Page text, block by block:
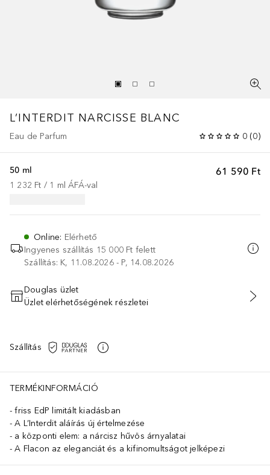
L’INTERDIT NARCISSE BLANC
Eau de Parfum 0 (0)
61 590 Ft
50 ml
1 232 Ft / 1 ml ÁFÁ-val
Online: Elérhető
Ingyenes szállítás 15 000 Ft felett
Szállítás: K, 11.08.2026 - P, 14.08.2026
KOSÁRBA HELYEZÉS
Douglas üzlet
Üzlet elérhetőségének részletei
Szállítás
TERMÉKINFORMÁCIÓ
friss EdP limitált kiadásban
A L’Interdit aláírás új értelmezése
a központi elem: a nárcisz hűvös árnyalatai
A Flacon az eleganciát és a kifinomultságot jelképezi